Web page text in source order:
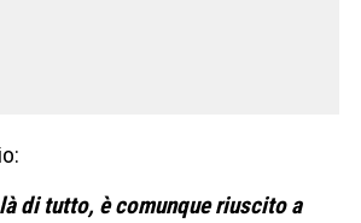
di tutto, è comunque riuscito a